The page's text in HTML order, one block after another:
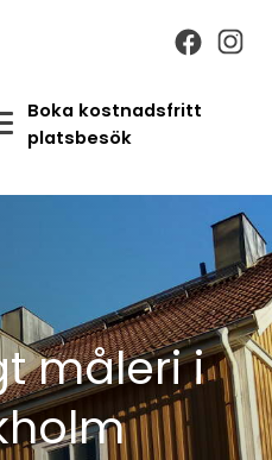
Boka kostnadsfritt
platsbesök
måleri i